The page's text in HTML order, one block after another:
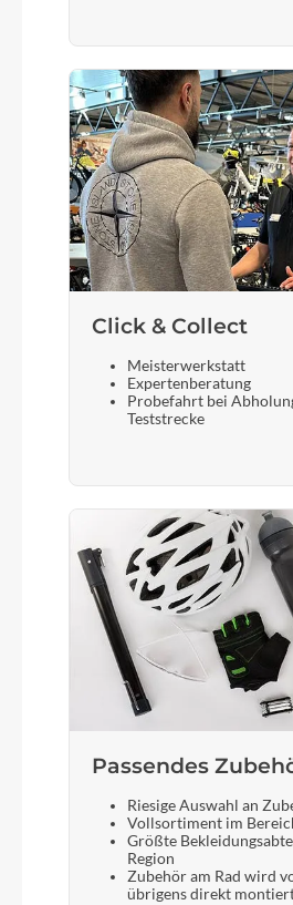
STYX
Click & Collect
Meisterwerkstatt
Expertenberatung
Probefahrt bei
Teststrecke
Passendes
Riesige Auswahl an
Vollsortiment im
Größte
Region
Zubehör am Rad wird
übrigens direkt